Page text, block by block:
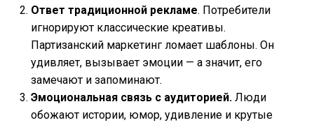
Ответ традиционной рекламе. Потребители
игнорируют классические креативы.
Партизанский маркетинг ломает шаблоны. Он
удивляет, вызывает эмоции — а значит, его
замечают и запоминают.
Эмоциональная связь с аудиторией. Люди
обожают истории, юмор, удивление и крутые